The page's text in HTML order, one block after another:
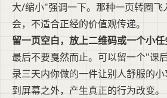
大/缩小"强调一下。那种一页转圈飞
会，不适合正经的价值观传递。
留一页空白，放上二维码或一个小任
最后不要戛然而止。可以留一个"课
录三天内你做的一件让别人舒服的
到屏幕之外，产生真正的行为改变。